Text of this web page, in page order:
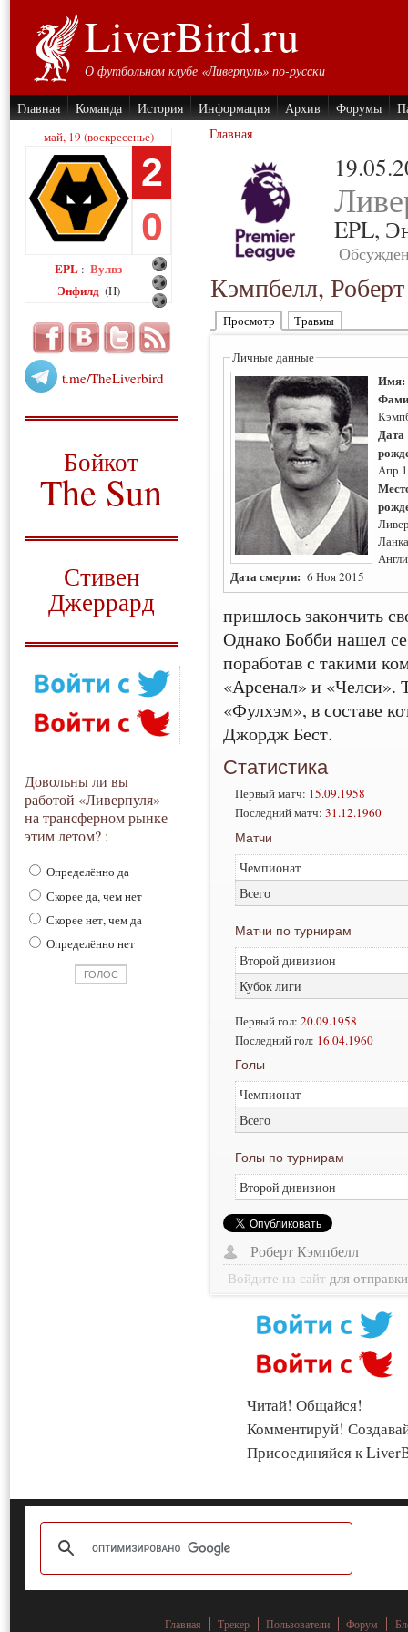
LiverBird.ru
О футбольном клубе «Ливерпуль» по-русски
Главная Команда История Информация Архив Форумы
май, 19 (воскресенье)
2
0
EPL : Вулвз
Энфилд (H)
t.me/TheLiverbird
Бойкот
The Sun
Стивен
Джеррард
Довольны ли вы
работой «Ливерпуля»
на трансферном рынке
этим летом? :
Определённо да
Скорее да, чем нет
Скорее нет, чем да
Определённо нет
Главная
EPL,
Кэмпбелл, Роберт
Просмотр Травмы
Личные данные
Дата
Апр
Дата смерти: 6 Ноя 2015
пришлось закончить
Однако Бобби нашел
поработав с такими
«Арсенал» и «Челси».
«Фулхэм», в составе
Джордж Бест.
Статистика
Первый матч: 15.09.1958
Последний матч: 31.12.1960
Матчи
Чемпионат
Всего
Матчи по турнирам
Второй дивизион
Кубок лиги
Первый гол: 20.09.1958
Последний гол: 16.04.1960
Голы
Чемпионат
Всего
Голы по турнирам
Второй дивизион
Роберт Кэмпбелл
Войдите на сайт для
Читай! Общайся!
Комментируй!
Присоединяйся к
Главная Трекер Пользователи Форум